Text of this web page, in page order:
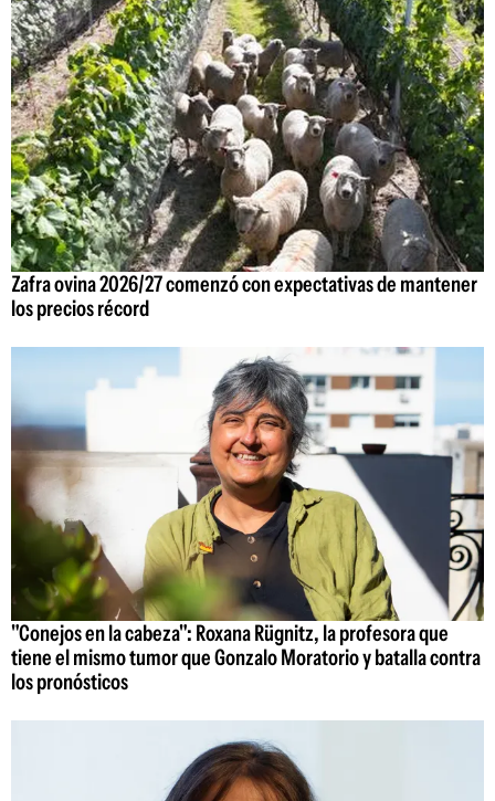
Zafra ovina 2026/27 comenzó con expectativas de mantener
los precios récord
"Conejos en la cabeza": Roxana Rügnitz, la profesora que
tiene el mismo tumor que Gonzalo Moratorio y batalla contra
los pronósticos